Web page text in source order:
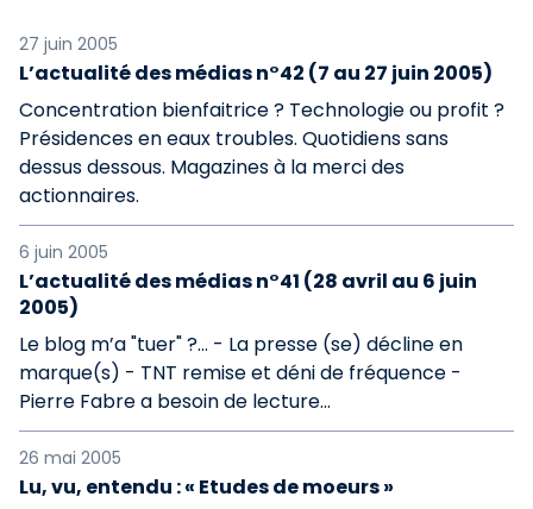
27 juin 2005
L’actualité des médias n°42 (7 au 27 juin 2005)
Concentration bienfaitrice ? Technologie ou profit ?
Présidences en eaux troubles. Quotidiens sans
dessus dessous. Magazines à la merci des
actionnaires.
6 juin 2005
L’actualité des médias n°41 (28 avril au 6 juin
2005)
Le blog m’a "tuer" ?... - La presse (se) décline en
marque(s) - TNT remise et déni de fréquence -
Pierre Fabre a besoin de lecture...
26 mai 2005
Lu, vu, entendu : « Etudes de moeurs »